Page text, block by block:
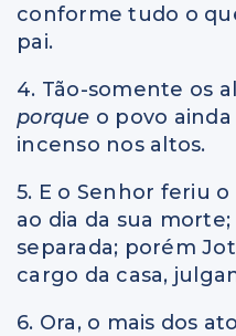
conforme tudo o
pai.
4. Tão-somente os
porque o povo
incenso nos altos.
5. E o Senhor feriu
ao dia da sua
separada; porém
cargo da casa,
6. Ora, o mais dos